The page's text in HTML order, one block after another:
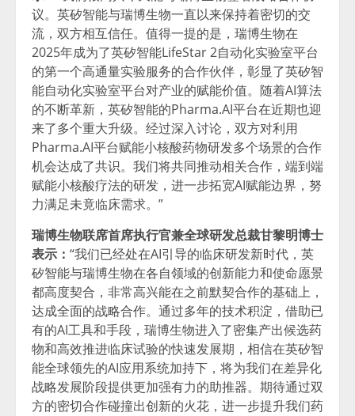
议。英矽智能与瑞博生物一直以来保持着密切的交
流，双方相互信任。值得一提的是，瑞博生物在
2025年成为了英矽智能LifeStar 2自动化实验室平台
的第一个高通量实验服务的合作伙伴，彰显了英矽智
能自动化实验室平台对产业的赋能价值。随着AI算法
的不断革新，英矽智能的Pharma.AI平台在近期也迎
来了多个重大升级。经过深入讨论，双方对利用
Pharma.AI平台赋能小核酸药物研发多个场景的合作
机会达成了共识。我们将共同推动相关合作，端到端
赋能小核酸疗法的研发，进一步拓宽AI赋能边界，努
力满足未竟临床需求。”
瑞博生物联席首席执行官兼全球研发总裁甘黎明博士
表示： “我们已经处在AI引导的临床研发新时代，英
矽智能与瑞博生物在各自领域的创新能力和使命愿景
都高度契合，非常高兴能在之前默契合作的基础上，
达成全面的战略合作。通过多年的技术积淀，借助已
有的AI工具和手段，瑞博生物进入了密集产出候选药
物和高效推进临床试验的快速发展期，相信在英矽智
能全球领先的AI应用系统加持下，将为我们在差异化
战略发展阶段提供更加强有力的助推器。期待通过双
方的密切合作碰撞出创新的火花，进一步提升我们药